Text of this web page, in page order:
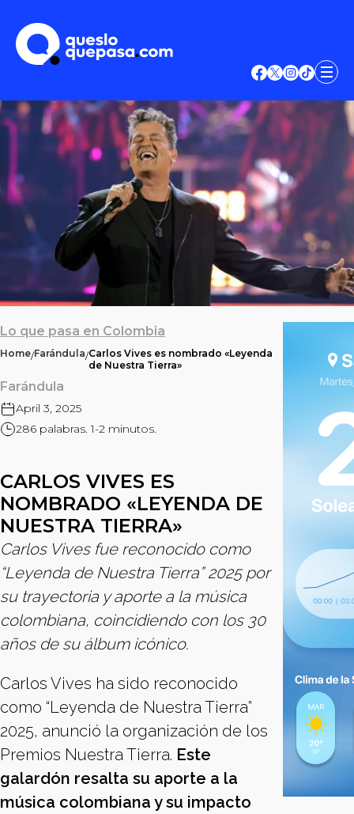
Lo que pasa en Colombia
Home/Farándula/Carlos Vives es nombrado «Leyenda
de Nuestra Tierra»
Farándula
April 3, 2025
286 palabras. 1-2 minutos.
CARLOS VIVES ES
NOMBRADO «LEYENDA DE
NUESTRA TIERRA»
Carlos Vives fue reconocido como
“Leyenda de Nuestra Tierra” 2025 por
su trayectoria y aporte a la música
colombiana, coincidiendo con los 30
años de su álbum icónico.
Carlos Vives ha sido reconocido
como “Leyenda de Nuestra Tierra”
2025, anunció la organización de los
Premios Nuestra Tierra. Este
galardón resalta su aporte a la
música colombiana y su impacto